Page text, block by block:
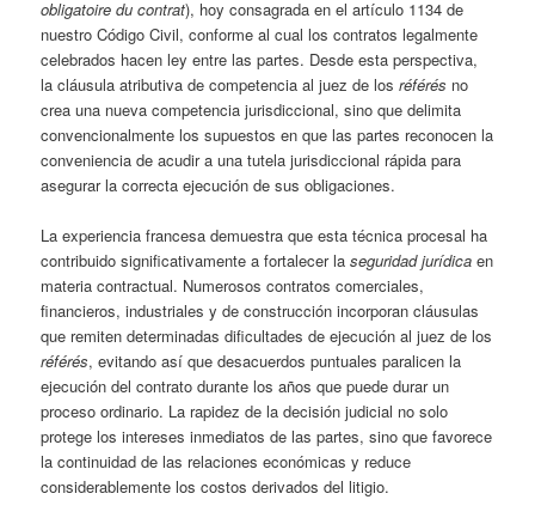
obligatoire du contrat), hoy consagrada en el artículo 1134 de
nuestro Código Civil, conforme al cual los contratos legalmente
celebrados hacen ley entre las partes. Desde esta perspectiva,
la cláusula atributiva de competencia al juez de losréférés no
crea una nueva competencia jurisdiccional, sino que delimita
convencionalmente los supuestos en que las partes reconocen la
conveniencia de acudir a una tutela jurisdiccional rápida para
asegurar la correcta ejecución de sus obligaciones.
La experiencia francesa demuestra que esta técnica procesal ha
contribuido significativamente a fortalecer laseguridad jurídica en
materia contractual. Numerosos contratos comerciales,
financieros, industriales y de construcción incorporan cláusulas
que remiten determinadas dificultades de ejecución al juez de los
référés, evitando así que desacuerdos puntuales paralicen la
ejecución del contrato durante los años que puede durar un
proceso ordinario. La rapidez de la decisión judicial no solo
protege los intereses inmediatos de las partes, sino que favorece
la continuidad de las relaciones económicas y reduce
considerablemente los costos derivados del litigio.